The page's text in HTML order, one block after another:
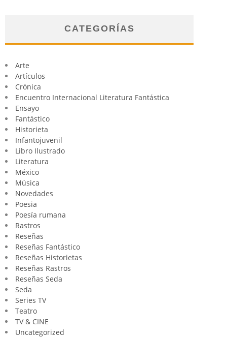
CATEGORÍAS
Arte
Artículos
Crónica
Encuentro Internacional Literatura Fantástica
Ensayo
Fantástico
Historieta
Infantojuvenil
Libro Ilustrado
Literatura
México
Música
Novedades
Poesia
Poesía rumana
Rastros
Reseñas
Reseñas Fantástico
Reseñas Historietas
Reseñas Rastros
Reseñas Seda
Seda
Series TV
Teatro
TV & CINE
Uncategorized